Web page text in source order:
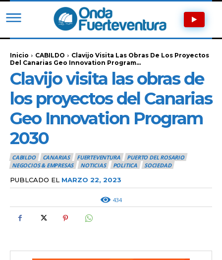
Inicio CABILDO
Clavijo Visita Las Obras De Los Proyectos
Del Canarias Geo Innovation Program...
Clavijo visita las obras de
los proyectos del Canarias
Geo Innovation Program
2030
CABILDO CANARIAS FUERTEVENTURA
PUERTO DEL ROSARIO
NEGOCIOS & EMPRESAS
NOTICIAS POLITICA SOCIEDAD
PUBLCADO EL MARZO 22, 2023
434